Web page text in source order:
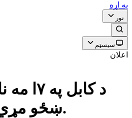
په اړه
نور
سیسټم
اعلان
د
ښځو مړي موندل شوي.